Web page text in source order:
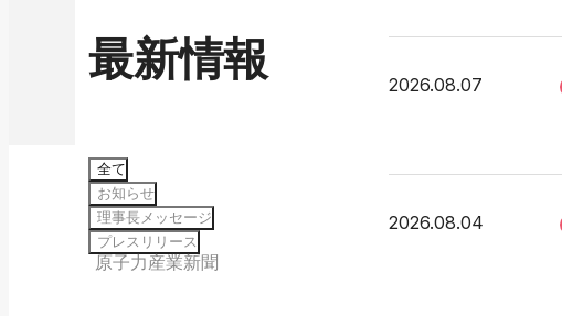
最新情報
全て
お知らせ
理事長メッセージ
プレスリリース
原子力産業新聞
2026.08.07
2026.08.04